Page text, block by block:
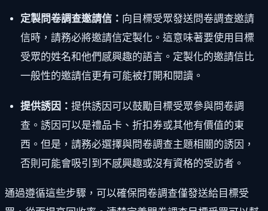
定製問卷調查邀請信： 向目標受眾發送問卷調查邀請
信時，請務必將邀請信定製化。這意味著要使用目標
受眾的姓名和他們感興趣的語言。定製化的邀請信比
一般性的邀請信更有可能被打開和閱讀。
提供誘因： 提供誘因可以鼓勵目標受眾參與問卷調
查。誘因可以是禮品卡、折扣券或其他有價值的東
西。但是，請務必選擇與問卷調查主題相關的誘因，
否則可能會吸引到不感興趣或沒有資格的受訪者。
通過遵循這些步驟，可以確保問卷調查僅發送給目標受